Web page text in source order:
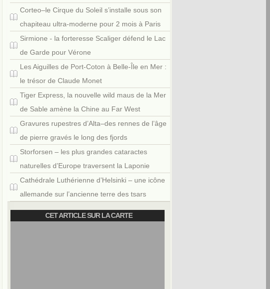
Corteo–le Cirque du Soleil s’installe sous son
chapiteau ultra-moderne pour 2 mois à Paris
Sirmione - la forteresse Scaliger défend le Lac
de Garde pour Vérone
Les Aiguilles de Port-Coton à Belle-Île en Mer :
le trésor de Claude Monet
Tiger Express, la nouvelle wild maus de la Mer
de Sable amène la Chine au Far West
Gravures rupestres d’Alta–des rennes de l’âge
de pierre gravés le long des fjords
Storforsen – les plus grandes cataractes
naturelles d’Europe traversent la Laponie
Cathédrale Luthérienne d’Helsinki – une icône
allemande sur l’ancienne terre des tsars
CET ARTICLE SUR LA CARTE